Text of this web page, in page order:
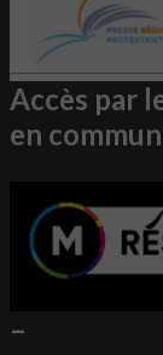
Accès par
en commun
–